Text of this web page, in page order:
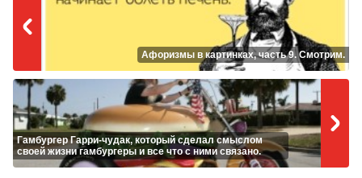
Афоризмы в картинках, часть 9. Смотрим.
Гамбургер Гарри-чудак, который сделал смыслом
своей жизни гамбургеры и все что с ними связано.